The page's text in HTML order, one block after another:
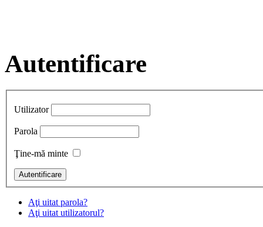
Autentificare
Utilizator
Parola
Ţine-mă minte
Aţi uitat parola?
Aţi uitat utilizatorul?